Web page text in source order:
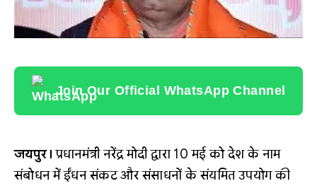
Join Our Official WhatsApp Channel
जयपुर। प्रधानमंत्री नरेंद्र मोदी द्वारा 10 मई को देश के नाम
संबोधन में ईंधन संकट और संसाधनों के संयमित उपयोग की